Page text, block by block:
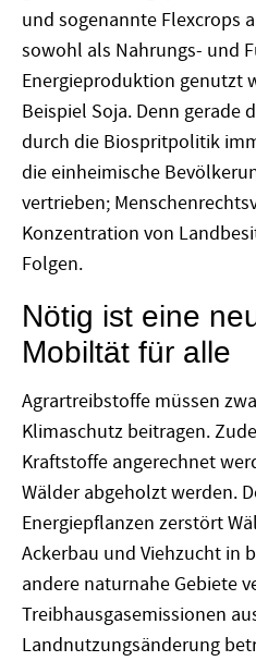
und sogenannte Flexcrops
sowohl als Nahrungs- und
Energieproduktion genutzt
Beispiel Soja. Denn gerade
durch die Biospritpolitik
die einheimische
vertrieben;
Konzentration von
Folgen.
Nötig ist eine
Mobiltät für alle
Agrartreibstoffe müssen
Klimaschutz beitragen.
Kraftstoffe angerechnet
Wälder abgeholzt werden.
Energiepflanzen zerstört
Ackerbau und Viehzucht in
andere naturnahe Gebiete
Treibhausgasemissionen
Landnutzungsänderung